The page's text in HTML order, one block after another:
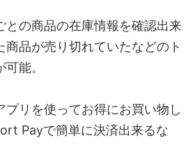
との商品の在庫情報を確認出来
商品が売り切れていたなどのト
能。
プリを使ってお得にお買い物し
Payで簡単に決済出来るな